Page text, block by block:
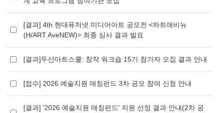
[결과] 4th 현대퓨처넷 미디어아트 공모전 <하트애비뉴
(H/ART AveNEW)> 최종 심사 결과 발표
[결과]두산아트스쿨: 창작 워크숍 15기 참가자 모집 결과 안내
[접수] 2026 예술지원 매칭펀드 3차 공모 참여 신청 안내
[결과] '2026 예술지원 매칭펀드' 지원 선정 결과 안내(2차 공